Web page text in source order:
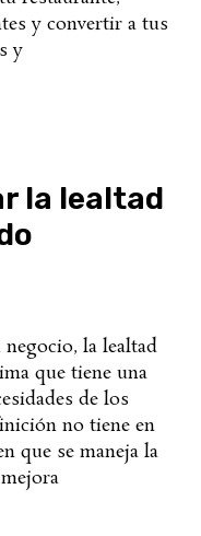
y convertir a tus
y
la lealtad
la lealtad
que tiene una
de los
no tiene en
que se maneja la